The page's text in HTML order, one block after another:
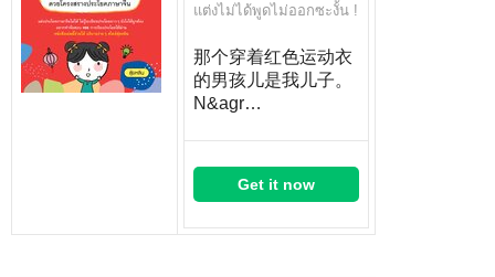
แต่งไม่ได้พูดไม่ออกซะงั้น !
那个穿着红色运动衣
的男孩儿是我儿子。
N&agr…
Get it now